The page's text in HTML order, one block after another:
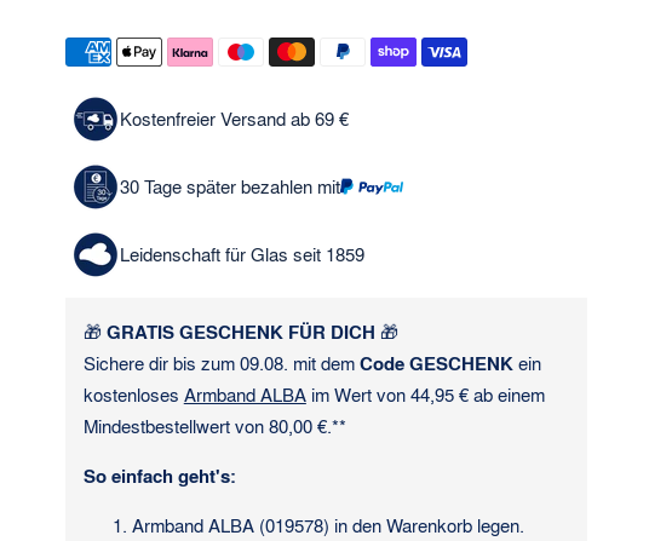
Kostenfreier Versand ab 69 €
30 Tage später bezahlen mit
Leidenschaft für Glas seit 1859
🎁 GRATIS GESCHENK FÜR DICH 🎁
Sichere dir bis zum 09.08. mit demCode GESCHENKein
kostenloses Armband ALBAim Wert von 44,95 € ab einem
Mindestbestellwert von 80,00 €.**
So einfach geht's:
Armband ALBA (019578) in den Warenkorb legen.